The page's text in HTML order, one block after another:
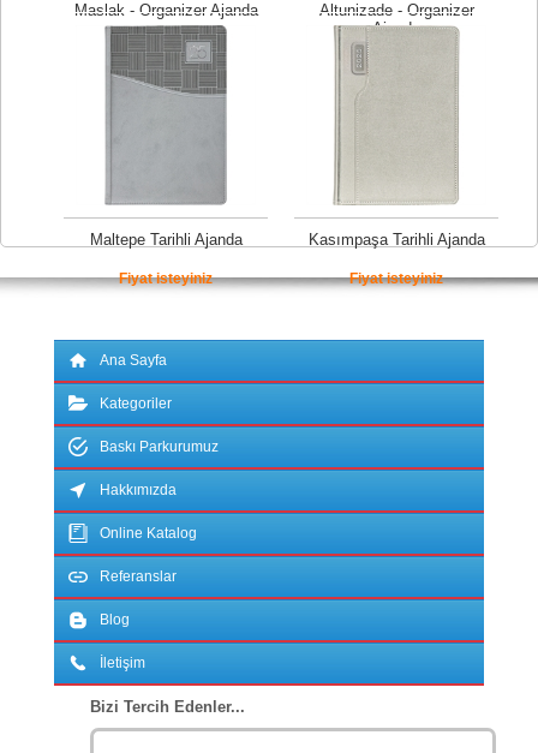
Maslak - Organizer Ajanda
Fiyat isteyiniz
Altunizade - Organizer
Ajanda
Fiyat isteyiniz
Maltepe Tarihli Ajanda
Fiyat isteyiniz
Kasımpaşa Tarihli Ajanda
Fiyat isteyiniz
Ana Sayfa
Kategoriler
Baskı Parkurumuz
Hakkımızda
Online Katalog
Referanslar
Blog
İletişim
Bizi Tercih Edenler...